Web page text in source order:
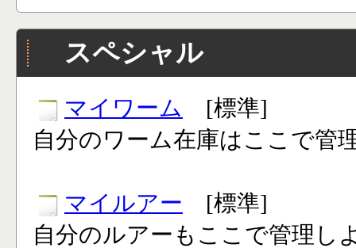
スペシャル
マイワーム
[標準]
自分のワーム在庫はここで管
マイルアー [標準]
自分のルアーもここで管理し